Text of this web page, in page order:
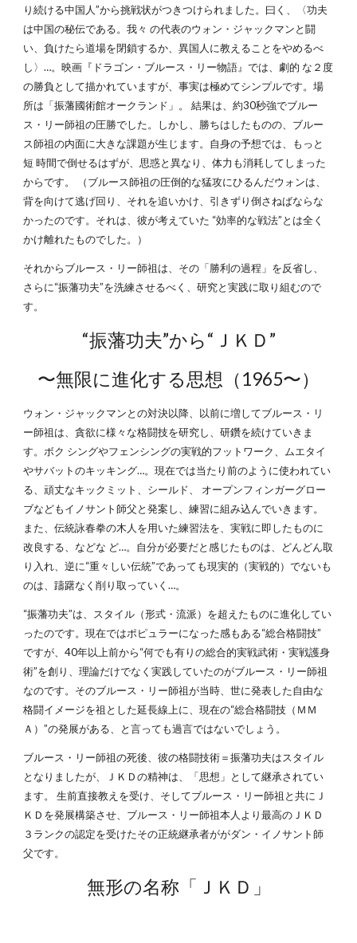
り続ける中国人”から挑戦状がつきつけられました。曰く、〈功夫
は中国の秘伝である。我々 の代表のウォン・ジャックマンと闘
い、負けたら道場を閉鎖するか、異国人に教えることをやめるべ
し〉…。映画『ドラゴン・ブルース・リー物語』では、劇的 な２度
の勝負として描かれていますが、事実は極めてシンプルです。場
所は「振藩國術館オークランド」。 結果は、約30秒強でブルー
ス・リー師祖の圧勝でした。しかし、勝ちはしたものの、ブルー
ス師祖の内面に大きな課題が生じます。自身の予想では、もっと
短 時間で倒せるはずが、思惑と異なり、体力も消耗してしまった
からです。 （ブルース師祖の圧倒的な猛攻にひるんだウォンは、
背を向けて逃げ回り、それを追いかけ、引きずり倒さねばならな
かったのです。それは、彼が考えていた “効率的な戦法”とは全く
かけ離れたものでした。）
それからブルース・リー師祖は、その「勝利の過程」を反省し、
さらに“振藩功夫”を洗練させるべく、研究と実践に取り組むので
す。
“振藩功夫”から“ＪＫＤ”
〜無限に進化する思想（1965〜）
ウォン・ジャックマンとの対決以降、以前に増してブルース・リ
ー師祖は、貪欲に様々な格闘技を研究し、研鑽を続けていきま
す。ボク シングやフェンシングの実戦的フットワーク、ムエタイ
やサバットのキッキング…。現在では当たり前のように使われてい
る、頑丈なキックミット、シールド、 オープンフィンガーグロー
ブなどもイノサント師父と発案し、練習に組み込んでいきます。
また、伝統詠春拳の木人を用いた練習法を、実戦に即したものに
改良する、などな ど…。自分が必要だと感じたものは、どんどん取
り入れ、逆に“重々しい伝統”であっても現実的（実戦的）でないも
のは、躊躇なく削り取っていく…。
“振藩功夫”は、スタイル（形式・流派）を超えたものに進化してい
ったのです。現在ではポピュラーになった感もある“総合格闘技”
ですが、40年以上前から“何でも有りの総合的実戦武術・実戦護身
術”を創り、理論だけでなく実践していたのがブルース・リー師祖
なのです。そのブルース・リー師祖が当時、世に発表した自由な
格闘イメージを祖とした延長線上に、現在の“総合格闘技（ＭＭ
Ａ）”の発展がある、と言っても過言ではないでしょう。
ブルース・リー師祖の死後、彼の格闘技術＝振藩功夫はスタイル
となりましたが、ＪＫＤの精神は、「思想」として継承されてい
ます。 生前直接教えを受け、そしてブルース・リー師祖と共にＪ
ＫＤを発展構築させ、ブルース・リー師祖本人より最高のＪＫＤ
３ランクの認定を受けたその正統継承者ががダン・イノサント師
父です。
無形の名称「ＪＫＤ」